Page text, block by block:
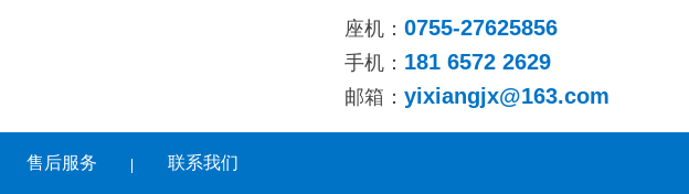
座机： 0755-27625856
手机： 181 6572 2629
邮箱： yixiangjx@163.com
售后服务 联系我们